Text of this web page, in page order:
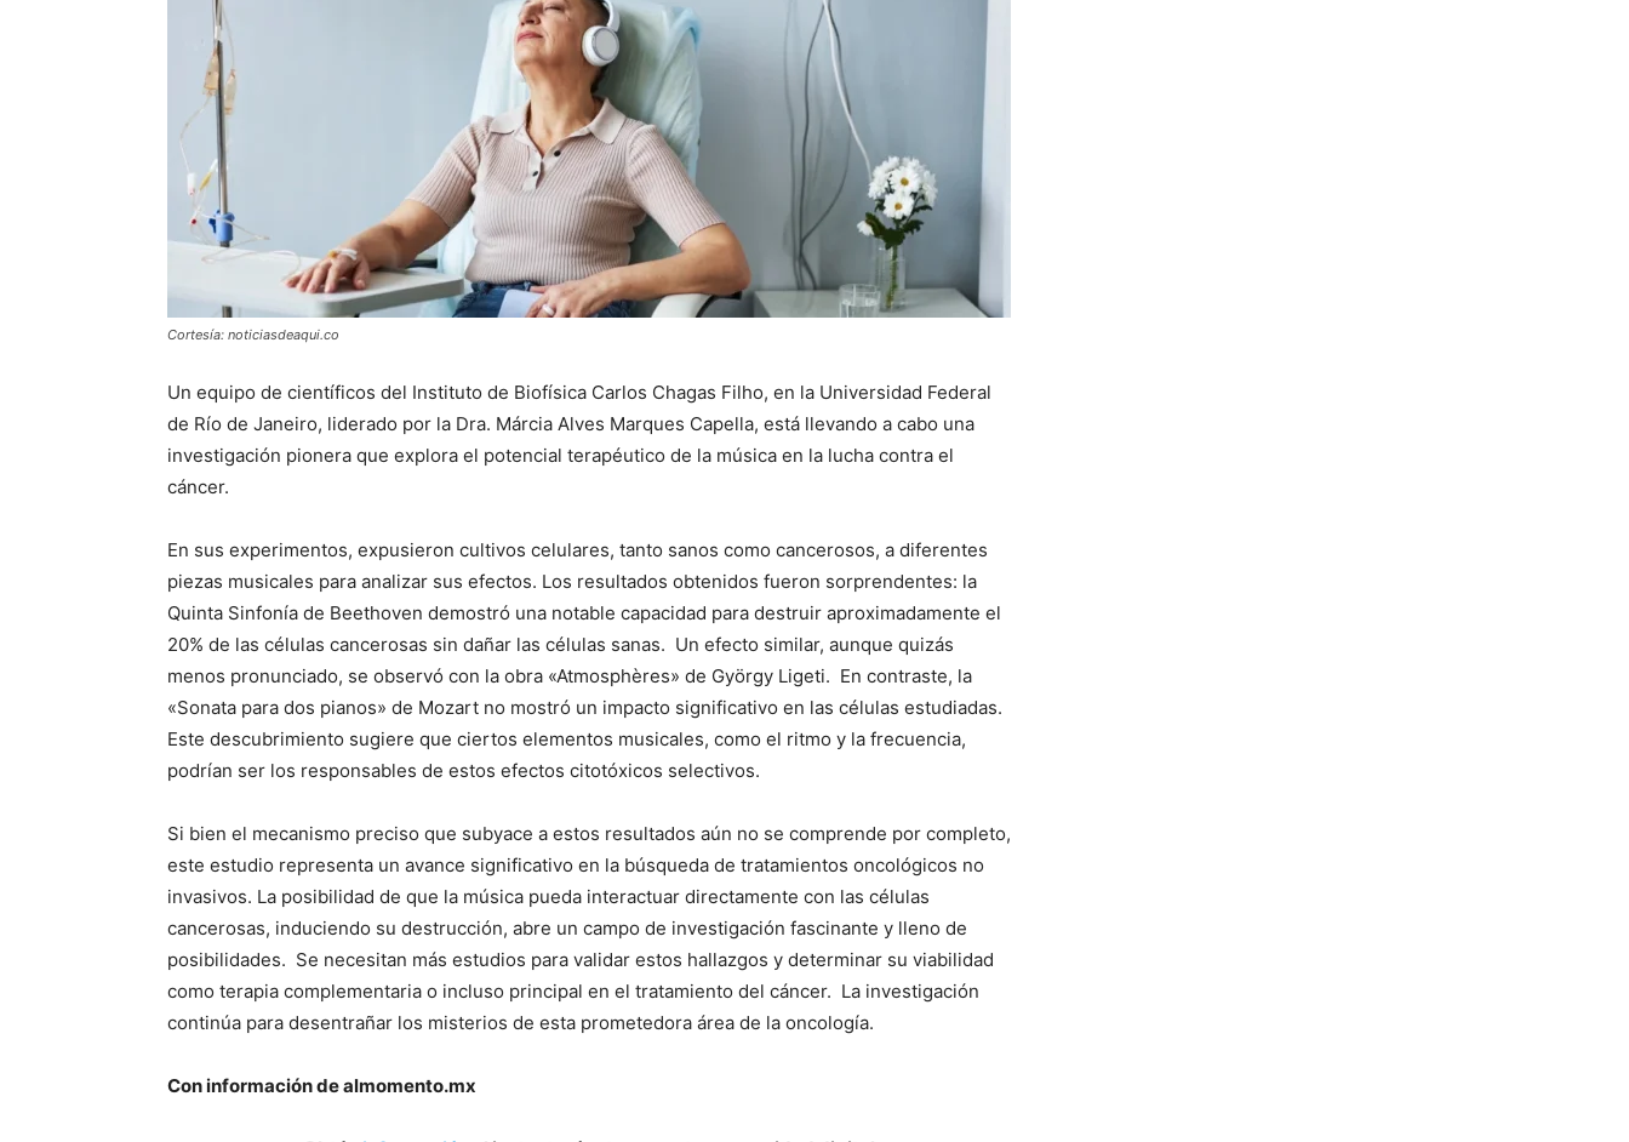
Cortesía: noticiasdeaqui.co
Un equipo de científicos del Instituto de Biofísica Carlos Chagas Filho, en la Universidad Federal
de Río de Janeiro, liderado por la Dra. Márcia Alves Marques Capella, está llevando a cabo una
investigación pionera que explora el potencial terapéutico de la música en la lucha contra el
cáncer.
En sus experimentos, expusieron cultivos celulares, tanto sanos como cancerosos, a diferentes
piezas musicales para analizar sus efectos. Los resultados obtenidos fueron sorprendentes: la
Quinta Sinfonía de Beethoven demostró una notable capacidad para destruir aproximadamente el
20% de las células cancerosas sin dañar las células sanas. Un efecto similar, aunque quizás
menos pronunciado, se observó con la obra «Atmosphères» de György Ligeti. En contraste, la
«Sonata para dos pianos» de Mozart no mostró un impacto significativo en las células estudiadas.
Este descubrimiento sugiere que ciertos elementos musicales, como el ritmo y la frecuencia,
podrían ser los responsables de estos efectos citotóxicos selectivos.
Si bien el mecanismo preciso que subyace a estos resultados aún no se comprende por completo,
este estudio representa un avance significativo en la búsqueda de tratamientos oncológicos no
invasivos. La posibilidad de que la música pueda interactuar directamente con las células
cancerosas, induciendo su destrucción, abre un campo de investigación fascinante y lleno de
posibilidades. Se necesitan más estudios para validar estos hallazgos y determinar su viabilidad
como terapia complementaria o incluso principal en el tratamiento del cáncer. La investigación
continúa para desentrañar los misterios de esta prometedora área de la oncología.
Con información de almomento.mx